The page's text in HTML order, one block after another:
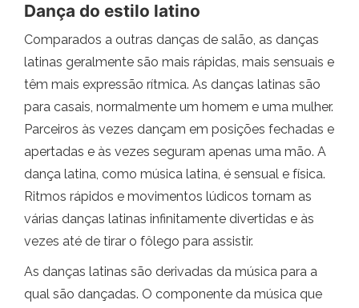
Dança do estilo latino
Comparados a outras danças de salão, as danças
latinas geralmente são mais rápidas, mais sensuais e
têm mais expressão rítmica. As danças latinas são
para casais, normalmente um homem e uma mulher.
Parceiros às vezes dançam em posições fechadas e
apertadas e às vezes seguram apenas uma mão. A
dança latina, como música latina, é sensual e física.
Ritmos rápidos e movimentos lúdicos tornam as
várias danças latinas infinitamente divertidas e às
vezes até de tirar o fôlego para assistir.
As danças latinas são derivadas da música para a
qual são dançadas. O componente da música que